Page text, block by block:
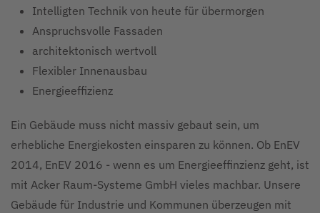
Intelligten Technik von heute für übermorgen
Anspruchsvolle Fassaden
architektonisch wertvoll
Flexibler Innenausbau
Energieeffizienz
Ein Gebäude muss nicht massiv gebaut sein, um
erhebliche Energiekosten einsparen zu können. Ob EnEV
2014, EnEV 2016 - wenn es um Energieeffinzienz geht, ist
mit Acker Raum-Systeme GmbH vieles machbar. Unsere
Gebäude für Industrie und Kommunen überzeugen mit